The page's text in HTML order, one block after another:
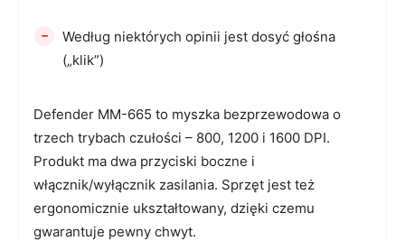
Defender MM-665 to myszka bezprzewodowa o
trzech trybach czułości – 800, 1200 i 1600 DPI.
Produkt ma dwa przyciski boczne i
włącznik/wyłącznik zasilania. Sprzęt jest też
ergonomicznie ukształtowany, dzięki czemu
gwarantuje pewny chwyt.
-
Według niektórych opinii jest dosyć głośna
(„klik”)